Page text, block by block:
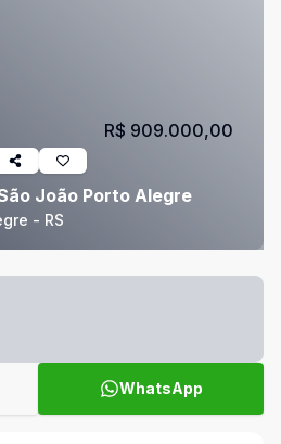
João Porto Alegre
- RS
R$ 909.000,00
WhatsApp